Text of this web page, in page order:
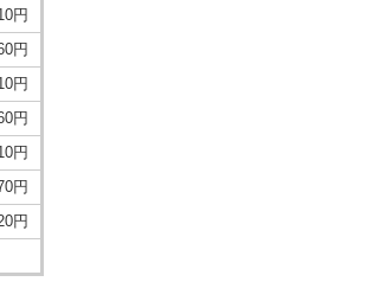
円
円
円
円
円
円
円